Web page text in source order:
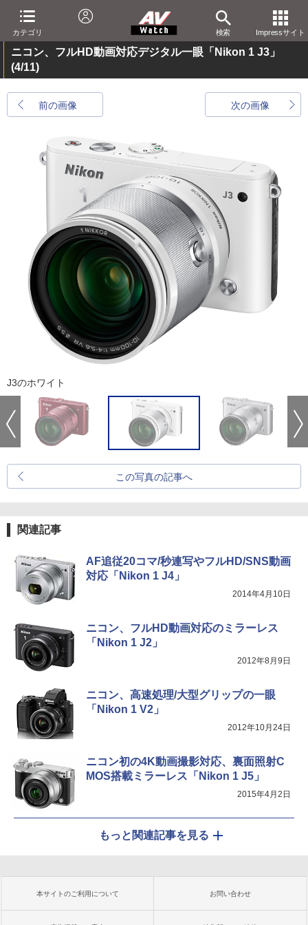
カテゴリ 検索 Impressサイト
ニコン、フルHD動画対応デジタル一眼「Nikon 1 J3」
(4/11)
前の画像 次の画像
J3のホワイト
この写真の記事へ
関連記事
AF追従20コマ/秒連写やフルHD/SNS動画
対応「Nikon 1 J4」
2014年4月10日
ニコン、フルHD動画対応のミラーレス
「Nikon 1 J2」
2012年8月9日
ニコン、高速処理/大型グリップの一眼
「Nikon 1 V2」
2012年10月24日
ニコン初の4K動画撮影対応、裏面照射C
MOS搭載ミラーレス「Nikon 1 J5」
2015年4月2日
もっと関連記事を見る
本サイトのご利用について お問い合わせ